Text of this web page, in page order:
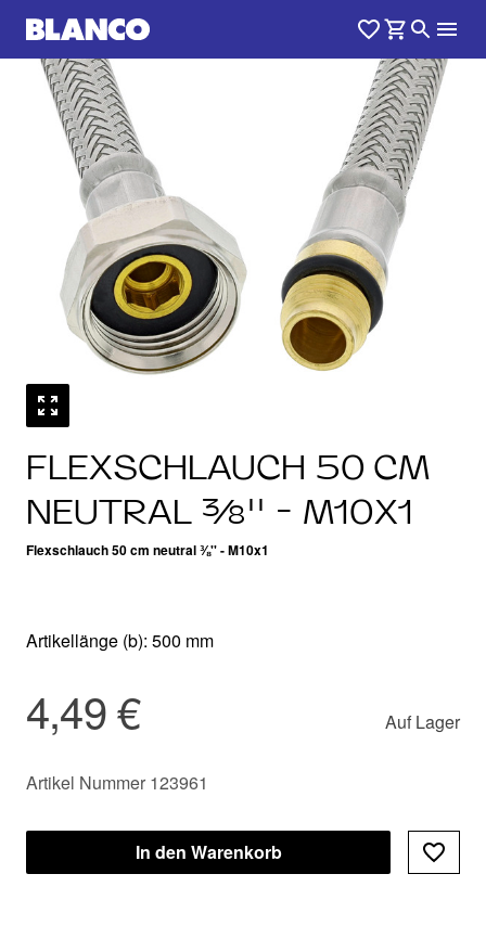
FLEXSCHLAUCH 50 CM
NEUTRAL ⅜'' - M10X1
Flexschlauch 50 cm neutral ⅜'' - M10x1
Artikellänge (b): 500 mm
4,49 € Auf Lager
Artikel Nummer 123961
In den Warenkorb